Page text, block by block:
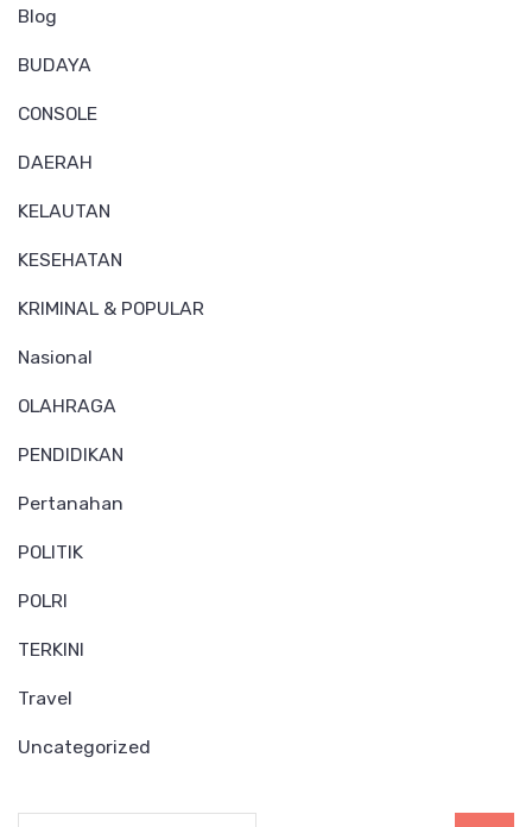
Blog
BUDAYA
CONSOLE
DAERAH
KELAUTAN
KESEHATAN
KRIMINAL & POPULAR
Nasional
OLAHRAGA
PENDIDIKAN
Pertanahan
POLITIK
POLRI
TERKINI
Travel
Uncategorized